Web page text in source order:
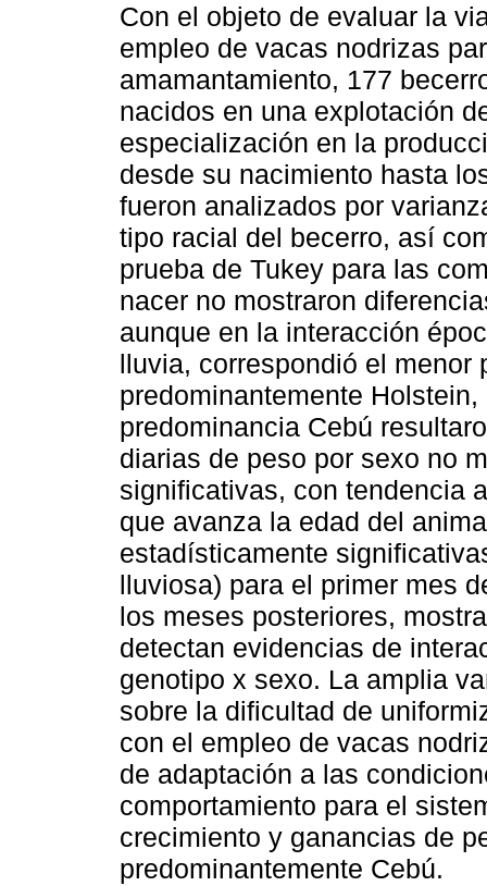
Con el objeto de evaluar la
empleo de vacas nodrizas
amamantamiento, 177
nacidos en una explotación
especialización en la
desde su nacimiento hasta
fueron analizados por
tipo racial del becerro, así
prueba de Tukey para las
nacer no mostraron
aunque en la interacción
lluvia, correspondió el menor
predominantemente
predominancia Cebú
diarias de peso por sexo no
significativas, con tendencia
que avanza la edad del
estadísticamente
lluviosa) para el primer mes
los meses posteriores,
detectan evidencias de
genotipo x sexo. La amplia
sobre la dificultad de
con el empleo de vacas
de adaptación a las
comportamiento para el
crecimiento y ganancias de
predominantemente Cebú.